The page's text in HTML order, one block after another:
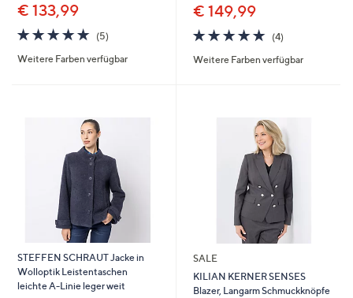
€ 133,99
5.0
von
5
(5)5
Weitere Farben verfügbar
€ 149,99
4.8
von
5
(4)4
Weitere Farben verfügbar
STEFFEN SCHRAUT Jacke in
Wolloptik Leistentaschen
leichte A-Linie leger weit
SALE
KILIAN KERNER SENSES
Blazer, Langarm Schmuckknöpfe